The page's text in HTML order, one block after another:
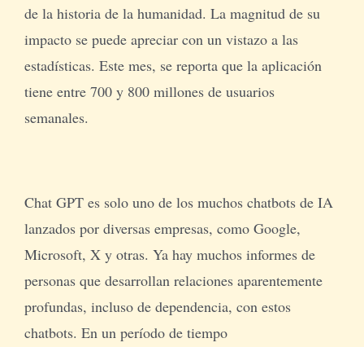
de la historia de la humanidad. La magnitud de su
impacto se puede apreciar con un vistazo a las
estadísticas. Este mes, se reporta que la aplicación
tiene entre 700 y 800 millones de usuarios
semanales.
Chat GPT es solo uno de los muchos chatbots de IA
lanzados por diversas empresas, como Google,
Microsoft, X y otras. Ya hay muchos informes de
personas que desarrollan relaciones aparentemente
profundas, incluso de dependencia, con estos
chatbots. En un período de tiempo